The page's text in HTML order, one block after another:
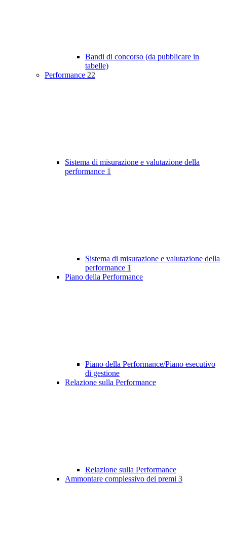
Bandi di concorso (da pubblicare in
tabelle)
Performance 22
Sistema di misurazione e valutazione della
performance 1
Sistema di misurazione e valutazione della
performance 1
Piano della Performance
Piano della Performance/Piano esecutivo
di gestione
Relazione sulla Performance
Relazione sulla Performance
Ammontare complessivo dei premi 3